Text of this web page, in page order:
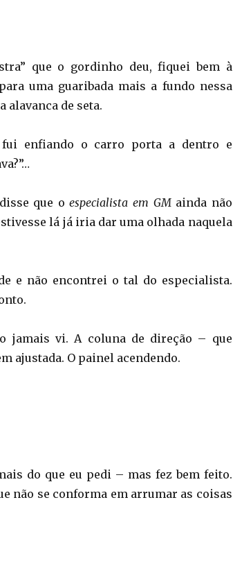
que o gordinho deu, fiquei bem à
uma guaribada mais a fundo nessa
alavanca de seta.
fui enfiando o carro porta a dentro e
que oespecialista em GMainda não
lá já iria dar uma olhada naquela
e não encontrei o tal do especialista.
jamais vi. A coluna de direção – que
ajustada. O painel acendendo.
do que eu pedi – mas fez bem feito.
não se conforma em arrumar as coisas